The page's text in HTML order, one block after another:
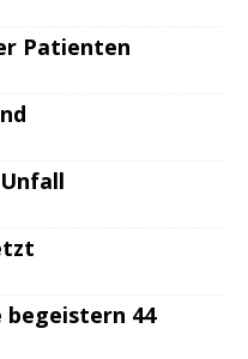
Patienten
begeistern 44